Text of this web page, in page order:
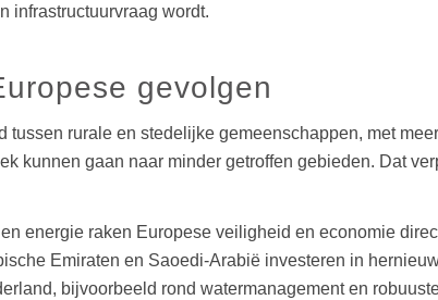
infrastructuurvraag wordt.
gevolgen
rurale en stedelijke gemeenschappen, met
kunnen gaan naar minder getroffen gebieden. Dat
energie raken Europese veiligheid en economie
Emiraten en Saoedi-Arabië investeren in
bijvoorbeeld rond watermanagement en